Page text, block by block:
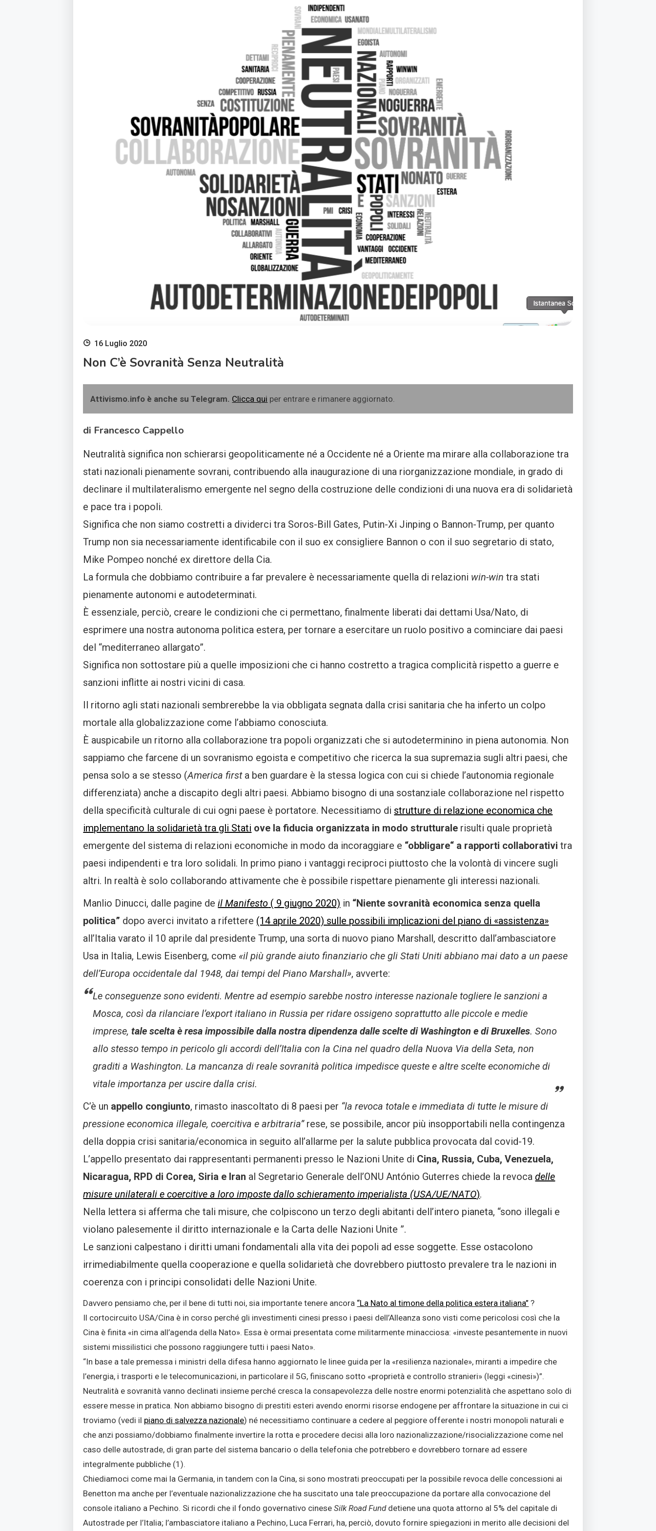
16 Luglio 2020
Non C’è Sovranità Senza Neutralità
Attivismo.info è anche su Telegram. Clicca qui per entrare e rimanere aggiornato.
di Francesco Cappello
Neutralità significa non schierarsi geopoliticamente né a Occidente né a Oriente ma mirare alla collaborazione tra
stati nazionali pienamente sovrani, contribuendo alla inaugurazione di una riorganizzazione mondiale, in grado di
declinare il multilateralismo emergente nel segno della costruzione delle condizioni di una nuova era di solidarietà
e pace tra i popoli.
Significa che non siamo costretti a dividerci tra Soros-Bill Gates, Putin-Xi Jinping o Bannon-Trump, per quanto
Trump non sia necessariamente identificabile con il suo ex consigliere Bannon o con il suo segretario di stato,
Mike Pompeo nonché ex direttore della Cia.
La formula che dobbiamo contribuire a far prevalere è necessariamente quella di relazioni win-win tra stati
pienamente autonomi e autodeterminati.
È essenziale, perciò, creare le condizioni che ci permettano, finalmente liberati dai dettami Usa/Nato, di
esprimere una nostra autonoma politica estera, per tornare a esercitare un ruolo positivo a cominciare dai paesi
del “mediterraneo allargato”.
Significa non sottostare più a quelle imposizioni che ci hanno costretto a tragica complicità rispetto a guerre e
sanzioni inflitte ai nostri vicini di casa.
Il ritorno agli stati nazionali sembrerebbe la via obbligata segnata dalla crisi sanitaria che ha inferto un colpo
mortale alla globalizzazione come l’abbiamo conosciuta.
È auspicabile un ritorno alla collaborazione tra popoli organizzati che si autodeterminino in piena autonomia. Non
sappiamo che farcene di un sovranismo egoista e competitivo che ricerca la sua supremazia sugli altri paesi, che
pensa solo a se stesso (America firsta ben guardare è la stessa logica con cui si chiede l’autonomia regionale
differenziata) anche a discapito degli altri paesi. Abbiamo bisogno di una sostanziale collaborazione nel rispetto
della specificità culturale di cui ogni paese è portatore. Necessitiamo di strutture di relazione economica che
implementano la solidarietà tra gli Stati ove la fiducia organizzata in modo strutturale risulti quale proprietà
emergente del sistema di relazioni economiche in modo da incoraggiare e “obbligare“ a rapporti collaborativi tra
paesi indipendenti e tra loro solidali. In primo piano i vantaggi reciproci piuttosto che la volontà di vincere sugli
altri. In realtà è solo collaborando attivamente che è possibile rispettare pienamente gli interessi nazionali.
Manlio Dinucci, dalle pagine deil Manifesto ( 9 giugno 2020) in “Niente sovranità economica senza quella
politica” dopo averci invitato a rifettere (14 aprile 2020) sulle possibili implicazioni del piano di «assistenza»
all’Italia varato il 10 aprile dal presidente Trump, una sorta di nuovo piano Marshall, descritto dall’ambasciatore
Usa in Italia, Lewis Eisenberg, come «il più grande aiuto finanziario che gli Stati Uniti abbiano mai dato a un paese
dell’Europa occidentale dal 1948, dai tempi del Piano Marshall», avverte:
Le conseguenze sono evidenti. Mentre ad esempio sarebbe nostro interesse nazionale togliere le sanzioni a
Mosca, così da rilanciare l’export italiano in Russia per ridare ossigeno soprattutto alle piccole e medie
imprese,tale scelta è resa impossibile dalla nostra dipendenza dalle scelte di Washington e di Bruxelles. Sono
allo stesso tempo in pericolo gli accordi dell’Italia con la Cina nel quadro della Nuova Via della Seta, non
graditi a Washington. La mancanza di reale sovranità politica impedisce queste e altre scelte economiche di
vitale importanza per uscire dalla crisi.
C’è un appello congiunto, rimasto inascoltato di 8 paesi per “la revoca totale e immediata di tutte le misure di
pressione economica illegale, coercitiva e arbitraria”rese, se possibile, ancor più insopportabili nella contingenza
della doppia crisi sanitaria/economica in seguito all’allarme per la salute pubblica provocata dal covid-19.
L’appello presentato dai rappresentanti permanenti presso le Nazioni Unite di Cina, Russia, Cuba, Venezuela,
Nicaragua, RPD di Corea, Siria e Iran al Segretario Generale dell’ONU António Guterres chiede la revocadelle
misure unilaterali e coercitive a loro imposte dallo schieramento imperialista (USA/UE/NATO).
Nella lettera si afferma che tali misure, che colpiscono un terzo degli abitanti dell’intero pianeta, “sono illegali e
violano palesemente il diritto internazionale e la Carta delle Nazioni Unite ”.
Le sanzioni calpestano i diritti umani fondamentali alla vita dei popoli ad esse soggette. Esse ostacolono
irrimediabilmente quella cooperazione e quella solidarietà che dovrebbero piuttosto prevalere tra le nazioni in
coerenza con i principi consolidati delle Nazioni Unite.
Davvero pensiamo che, per il bene di tutti noi, sia importante tenere ancora “La Nato al timone della politica estera italiana” ?
Il cortocircuito USA/Cina è in corso perché gli investimenti cinesi presso i paesi dell’Alleanza sono visti come pericolosi così che la
Cina è finita «in cima all’agenda della Nato». Essa è ormai presentata come militarmente minacciosa: «investe pesantemente in nuovi
sistemi missilistici che possono raggiungere tutti i paesi Nato».
“In base a tale premessa i ministri della difesa hanno aggiornato le linee guida per la «resilienza nazionale», miranti a impedire che
l’energia, i trasporti e le telecomunicazioni, in particolare il 5G, finiscano sotto «proprietà e controllo stranieri» (leggi «cinesi»)”.
Neutralità e sovranità vanno declinati insieme perché cresca la consapevolezza delle nostre enormi potenzialità che aspettano solo di
essere messe in pratica. Non abbiamo bisogno di prestiti esteri avendo enormi risorse endogene per affrontare la situazione in cui ci
troviamo (vedi il piano di salvezza nazionale) né necessitiamo continuare a cedere al peggiore offerente i nostri monopoli naturali e
che anzi possiamo/dobbiamo finalmente invertire la rotta e procedere decisi alla loro nazionalizzazione/risocializzazione come nel
caso delle autostrade, di gran parte del sistema bancario o della telefonia che potrebbero e dovrebbero tornare ad essere
integralmente pubbliche (1).
Chiediamoci come mai la Germania, in tandem con la Cina, si sono mostrati preoccupati per la possibile revoca delle concessioni ai
Benetton ma anche per l’eventuale nazionalizzazione che ha suscitato una tale preoccupazione da portare alla convocazione del
console italiano a Pechino. Si ricordi che il fondo governativo cineseSilk Road Funddetiene una quota attorno al 5% del capitale di
Autostrade per l’Italia; l’ambasciatore italiano a Pechino, Luca Ferrari, ha, perciò, dovuto fornire spiegazioni in merito alle decisioni del